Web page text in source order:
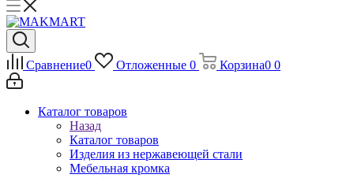
Сравнение0 Отложенные 0 Корзина0 0
Каталог товаров
Назад
Каталог товаров
Изделия из нержавеющей стали
Мебельная кромка